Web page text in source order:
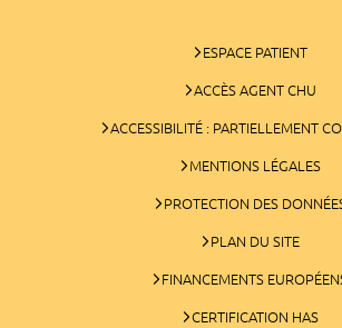
ESPACE PATIENT
ACCÈS AGENT CHU
ACCESSIBILITÉ : PARTIELLEMENT
MENTIONS LÉGALES
PROTECTION DES
PLAN DU SITE
FINANCEMENTS
CERTIFICATION HAS